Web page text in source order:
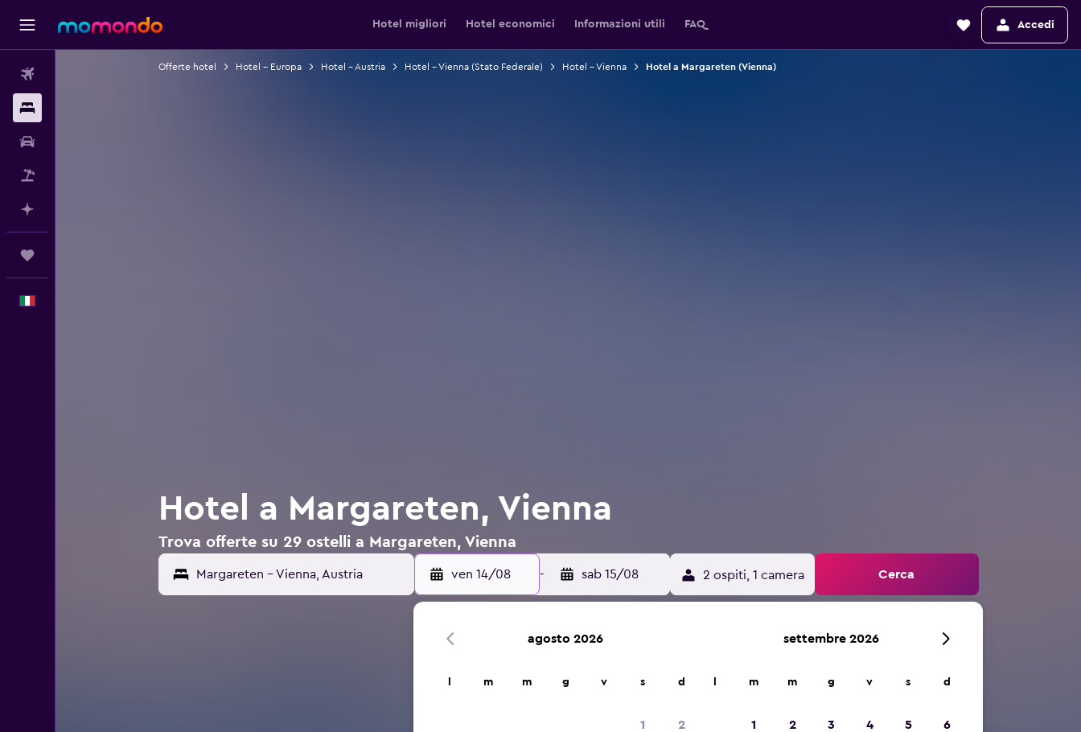
Hotel migliori Hotel economici Informazioni utili FAQ Accedi
Offerte hotel Hotel - Europa Hotel - Austria Hotel - Vienna (Stato Federale) Hotel - Vienna Hotel a Margareten (Vienna)
Hotel a Margareten, Vienna
Trova offerte su 29 ostelli a Margareten, Vienna
Margareten - Vienna, Austria ven 14/08 - sab 15/08 2 ospiti, 1 camera Cerca
agosto 2026
m m g v s d
1 2
settembre 2026
m m g v s d
1 2 3 4 5 6